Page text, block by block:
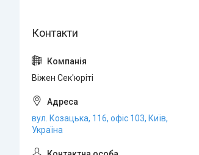
Віжен Сек'юріті
вул. Козацька, 116, офіс 103, Київ,
Україна